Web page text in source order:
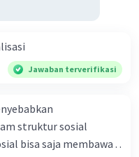
Jawaban terverifikasi
struktur sosial
bisa saja membawa . .